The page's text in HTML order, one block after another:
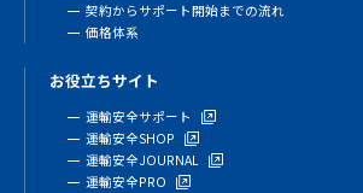
契約からサポート開始までの流れ
価格体系
お役立ちサイト
運輸安全サポート
運輸安全SHOP
運輸安全JOURNAL
運輸安全PRO